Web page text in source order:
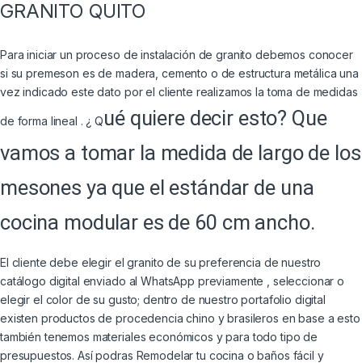
GRANITO QUITO
Para iniciar un proceso de instalación de granito debemos conocer
si su premeson es de madera, cemento o de estructura metálica una
vez indicado este dato por el cliente realizamos la toma de medidas
de forma lineal . ¿ Qué quiere decir esto? Que
vamos a tomar la medida de largo de los
mesones ya que el estándar de una
cocina modular es de 60 cm ancho.
El cliente debe elegir el granito de su preferencia de nuestro
catálogo digital enviado al WhatsApp previamente , seleccionar o
elegir el color de su gusto; dentro de nuestro portafolio digital
existen productos de procedencia chino y brasileros en base a esto
también tenemos materiales económicos y para todo tipo de
presupuestos. Así podras Remodelar tu cocina o baños fácil y